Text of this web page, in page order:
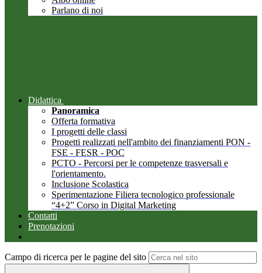
Parlano di noi
Didattica
Panoramica
Offerta formativa
I progetti delle classi
Progetti realizzati nell'ambito dei finanziamenti PON -
FSE - FESR - POC
PCTO - Percorsi per le competenze trasversali e
l'orientamento.
Inclusione Scolastica
Sperimentazione Filiera tecnologico professionale
“4+2” Corso in Digital Marketing
Contatti
Prenotazioni
Campo di ricerca per le pagine del sito